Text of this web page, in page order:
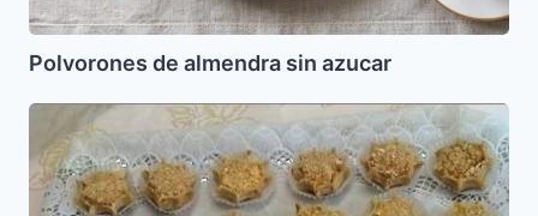
Polvorones de almendra sin azucar
Cazzuelitas